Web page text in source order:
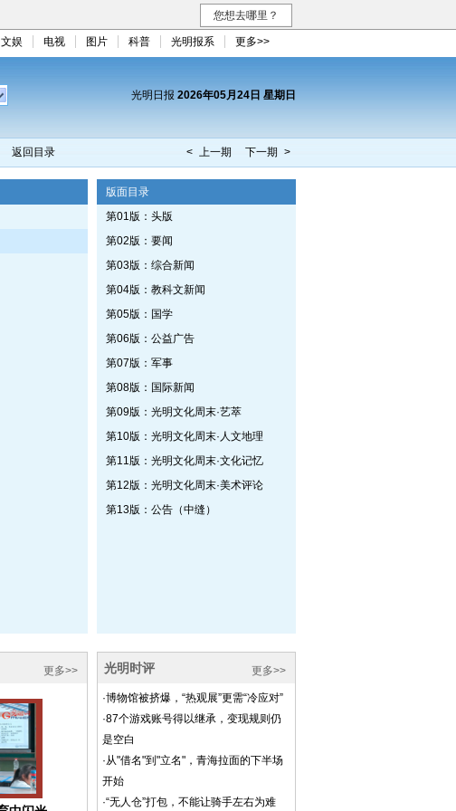
您想去哪里？
文娱 电视 图片 科普 光明报系 更多>>
光明日报 2026年05月24日 星期日
返回目录 < 上一期 下一期 >
版面目录
第01版：头版
第02版：要闻
第03版：综合新闻
第04版：教科文新闻
第05版：国学
第06版：公益广告
第07版：军事
第08版：国际新闻
第09版：光明文化周末·艺萃
第10版：光明文化周末·人文地理
第11版：光明文化周末·文化记忆
第12版：光明文化周末·美术评论
第13版：公告（中缝）